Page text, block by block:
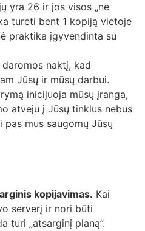
yra 26 ir jos visos „ne
turėti bent 1 kopiją vietoje
praktika įgyvendinta su
naktį, kad
Jūsų ir mūsų darbui.
inicijuoja mūsų įranga,
atveju į Jūsų tinklus nebus
mus saugomų Jūsų
kopijavimas. Kai
serverį ir nori būti
turi „atsarginį planą”.